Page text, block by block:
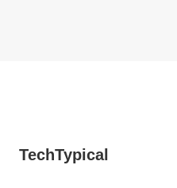
TechTypical